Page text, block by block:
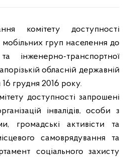
комітету доступності
мобільних груп населення до
інженерно-транспортної
обласній державній
16 грудня 2016 року.
доступності запрошені
інвалідів, особи з
громадські активісти та
самоврядування та
соціального захисту